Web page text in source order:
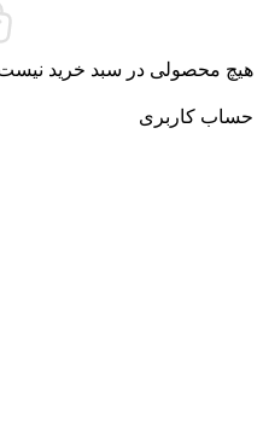
محصولی در سبد خرید نیست.
کاربری